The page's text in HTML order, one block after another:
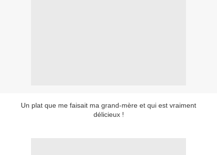
Un plat que me faisait ma grand-mère et qui est vraiment
délicieux !